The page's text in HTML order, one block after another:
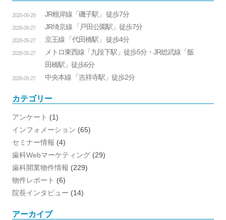
JR根岸線「磯子駅」 徒歩7分
2026-06-29
JR埼京線 「戸田公園駅」徒歩7分
2026-05-27
京王線 「代田橋駅」 徒歩4分
2026-05-27
メトロ東西線「九段下駅」徒歩5分・JR総武線「飯
田橋駅」徒歩6分
2026-05-27
中央本線 「吉祥寺駅」徒歩2分
2026-05-27
カテゴリー
アンケート (1)
インフォメーション (65)
セミナー情報 (4)
歯科Webマーケティング (29)
歯科開業物件情報 (229)
物件レポート (6)
院長インタビュー (14)
アーカイブ